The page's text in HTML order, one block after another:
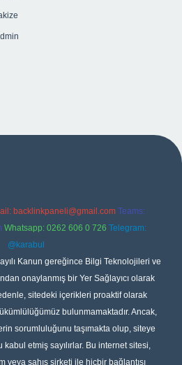
backlinkpaneli@gmail.com Teams:
Whatsapp: 0262 606 0 726 Telegram:
@karabul
Kanun gereğince Bilgi Teknolojileri ve
onaylanmış bir Yer Sağlayıcı olarak
sitedeki içerikleri proaktif olarak
bulunmamaktadır. Ancak,
sorumluluğunu taşımakta olup, siteye
etmiş sayılırlar. Bu internet sitesi,
veya şahıs şirketi ile hiçbir bağlantısı